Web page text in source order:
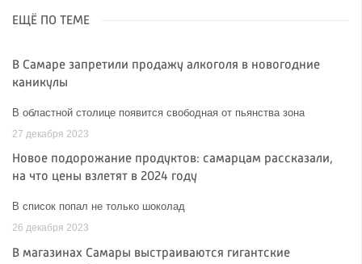
ЕЩЁ ПО ТЕМЕ
В Самаре запретили продажу алкоголя в новогодние
каникулы
В областной столице появится свободная от пьянства зона
27 декабря 2023
Новое подорожание продуктов: самарцам рассказали,
на что цены взлетят в 2024 году
В список попал не только шоколад
26 декабря 2023
В магазинах Самары выстраиваются гигантские